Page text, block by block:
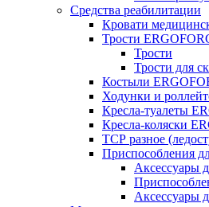
Средства реабилитации
Кровати
Трости
Трости
Трости для
Костыли
Ходунки и
Кресла-туалеты
Кресла-коляски
ТСР разное
Приспособления
Аксессуары
Аксессуары